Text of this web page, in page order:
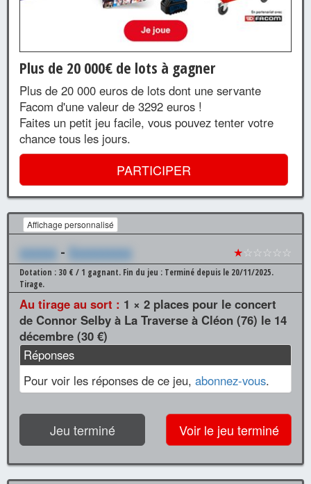
Plus de 20 000€ de lots à gagner
Plus de 20 000 euros de lots dont une servante
Facom d'une valeur de 3292 euros !
Faites un petit jeu facile, vous pouvez tenter votre
chance tous les jours.
PARTICIPER
Affichage personnalisé
xxxxxx - Xxxxxxxxxx ★☆☆☆☆☆
Dotation : 30 € / 1 gagnant. Fin du jeu : Terminé depuis le 20/11/2025.
Tirage.
Au tirage au sort : 1 × 2 places pour le concert
de Connor Selby à La Traverse à Cléon (76) le 14
décembre (30 €)
Réponses
Pour voir les réponses de ce jeu, abonnez-vous.
Jeu terminé Voir le jeu terminé